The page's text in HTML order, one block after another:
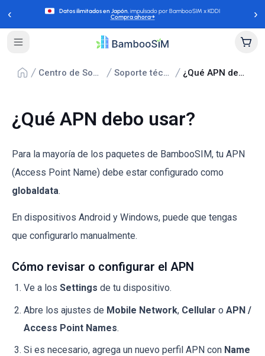
‹ Datos ilimitados en Japón, impulsado por BambooSIM x KDDI
Compra ahora→ ›
Centro de Soporte Soporte técnico ¿Qué APN debo usar?
¿Qué APN debo usar?
Para la mayoría de los paquetes de BambooSIM, tu APN
(Access Point Name) debe estar configurado como
globaldata.
En dispositivos Android y Windows, puede que tengas
que configurarlo manualmente.
Cómo revisar o configurar el APN
Ve a los Settings de tu dispositivo.
Abre los ajustes de Mobile Network, Cellular o APN /
Access Point Names.
Si es necesario, agrega un nuevo perfil APN con Name